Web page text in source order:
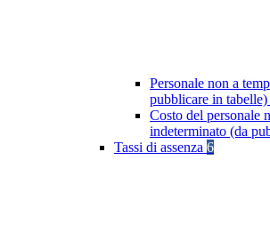
Personale non a
pubblicare in tabelle)
Costo del personale
indeterminato (da
Tassi di assenza 6